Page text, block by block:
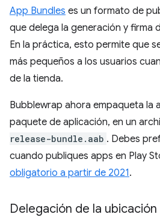
App Bundles es un formato de
que delega la generación y firma
En la práctica, esto permite que
más pequeños a los usuarios
de la tienda.
Bubblewrap ahora empaqueta la
paquete de aplicación, en un
release-bundle.aab . Debes
cuando publiques apps en Play
obligatorio a partir de 2021.
Delegación de la